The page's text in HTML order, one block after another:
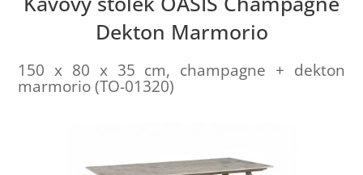
Dekton Marmorio
150 x 80 x 35 cm, champagne + dekton
marmorio (TO-01320)